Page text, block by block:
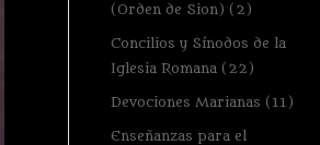
(Orden de Sion) (2)
Concilios y Sínodos de la
Iglesia Romana (22)
Devociones Marianas (11)
Enseñanzas para el